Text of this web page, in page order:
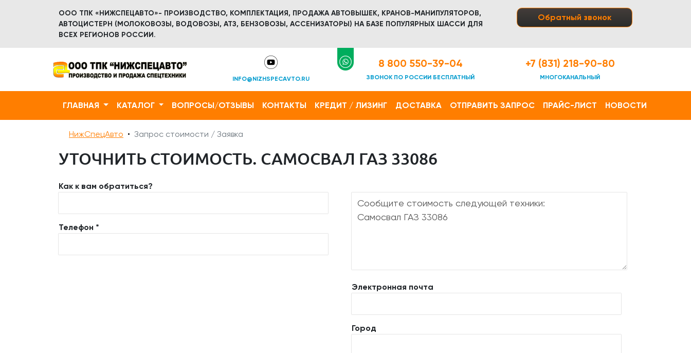
ООО ТПК «НИЖСПЕЦАВТО»- ПРОИЗВОДСТВО, КОМПЛЕКТАЦИЯ, ПРОДАЖА АВТОВЫШЕК, КРАНОВ-МАНИПУЛЯТОРОВ,
АВТОЦИСТЕРН (МОЛОКОВОЗЫ, ВОДОВОЗЫ, АТЗ, БЕНЗОВОЗЫ, АССЕНИЗАТОРЫ) НА БАЗЕ ПОПУЛЯРНЫХ ШАССИ ДЛЯ
ВСЕХ РЕГИОНОВ РОССИИ.
Обратный звонок
INFO@NIZHSPECAVTO.RU
8 800 550-39-04
ЗВОНОК ПО РОССИИ БЕСПЛАТНЫЙ
+7 (831) 218-90-80
МНОГОКАНАЛЬНЫЙ
ГЛАВНАЯ КАТАЛОГ ВОПРОСЫ/ОТЗЫВЫ КОНТАКТЫ КРЕДИТ / ЛИЗИНГ ДОСТАВКА ОТПРАВИТЬ ЗАПРОС ПРАЙС-ЛИСТ НОВОСТИ
НижСпецАвто Запрос стоимости / Заявка
УТОЧНИТЬ СТОИМОСТЬ. САМОСВАЛ ГАЗ 33086
Как к вам обратиться?
Телефон *
Электронная почта
Город